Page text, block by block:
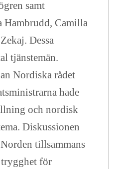
samt
Hambrudd, Camilla
Dessa
tjänstemän.
Nordiska rådet
hade
och nordisk
Diskussionen
tillsammans
trygghet för